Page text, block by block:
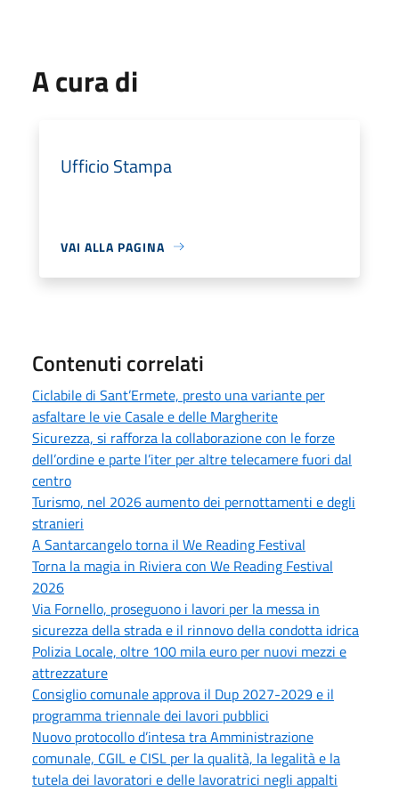
A cura di
Ufficio Stampa
VAI ALLA PAGINA
Contenuti correlati
Ciclabile di Sant’Ermete, presto una variante per
asfaltare le vie Casale e delle Margherite
Sicurezza, si rafforza la collaborazione con le forze
dell’ordine e parte l’iter per altre telecamere fuori dal
centro
Turismo, nel 2026 aumento dei pernottamenti e degli
stranieri
A Santarcangelo torna il We Reading Festival
Torna la magia in Riviera con We Reading Festival
2026
Via Fornello, proseguono i lavori per la messa in
sicurezza della strada e il rinnovo della condotta idrica
Polizia Locale, oltre 100 mila euro per nuovi mezzi e
attrezzature
Consiglio comunale approva il Dup 2027-2029 e il
programma triennale dei lavori pubblici
Nuovo protocollo d’intesa tra Amministrazione
comunale, CGIL e CISL per la qualità, la legalità e la
tutela dei lavoratori e delle lavoratrici negli appalti